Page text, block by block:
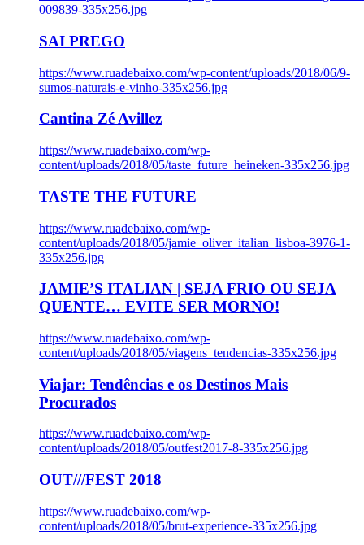
009839-335x256.jpg
SAI PREGO
https://www.ruadebaixo.com/wp-content/uploads/2018/06/9-
sumos-naturais-e-vinho-335x256.jpg
Cantina Zé Avillez
https://www.ruadebaixo.com/wp-
content/uploads/2018/05/taste_future_heineken-335x256.jpg
TASTE THE FUTURE
https://www.ruadebaixo.com/wp-
content/uploads/2018/05/jamie_oliver_italian_lisboa-3976-1-
335x256.jpg
JAMIE’S ITALIAN | SEJA FRIO OU SEJA
QUENTE… EVITE SER MORNO!
https://www.ruadebaixo.com/wp-
content/uploads/2018/05/viagens_tendencias-335x256.jpg
Viajar: Tendências e os Destinos Mais
Procurados
https://www.ruadebaixo.com/wp-
content/uploads/2018/05/outfest2017-8-335x256.jpg
OUT///FEST 2018
https://www.ruadebaixo.com/wp-
content/uploads/2018/05/brut-experience-335x256.jpg